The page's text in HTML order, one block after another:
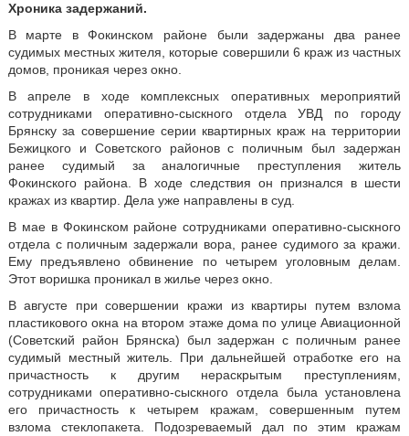
Хроника задержаний.
В марте в Фокинском районе были задержаны два ранее
судимых местных жителя, которые совершили 6 краж из частных
домов, проникая через окно.
В апреле в ходе комплексных оперативных мероприятий
сотрудниками оперативно-сыскного отдела УВД по городу
Брянску за совершение серии квартирных краж на территории
Бежицкого и Советского районов с поличным был задержан
ранее судимый за аналогичные преступления житель
Фокинского района. В ходе следствия он признался в шести
кражах из квартир. Дела уже направлены в суд.
В мае в Фокинском районе сотрудниками оперативно-сыскного
отдела с поличным задержали вора, ранее судимого за кражи.
Ему предъявлено обвинение по четырем уголовным делам.
Этот воришка проникал в жилье через окно.
В августе при совершении кражи из квартиры путем взлома
пластикового окна на втором этаже дома по улице Авиационной
(Советский район Брянска) был задержан с поличным ранее
судимый местный житель. При дальнейшей отработке его на
причастность к другим нераскрытым преступлениям,
сотрудниками оперативно-сыскного отдела была установлена
его причастность к четырем кражам, совершенным путем
взлома стеклопакета. Подозреваемый дал по этим кражам